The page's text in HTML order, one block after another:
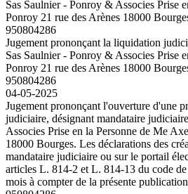
Sas Saulnier - Ponroy & Associes Prise
Ponroy 21 rue des Arènes 18000
950804286
Jugement prononçant la liquidation
Sas Saulnier - Ponroy & Associes Prise
Ponroy 21 rue des Arènes 18000
950804286
04-05-2025
Jugement prononçant l'ouverture d'une
judiciaire, désignant mandataire
Associes Prise en la Personne de Me
18000 Bourges. Les déclarations des
mandataire judiciaire ou sur le portail
articles L. 814-2 et L. 814-13 du code
mois à compter de la présente